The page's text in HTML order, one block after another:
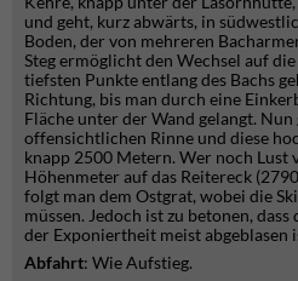
und geht, kurz abwärts, in
Boden, der von mehreren
Steg ermöglicht den Wechsel auf
tiefsten Punkte entlang des Bachs
Richtung, bis man durch eine
Fläche unter der Wand gelangt. Nun
offensichtlichen Rinne und diese
knapp 2500 Metern. Wer noch Lust
Höhenmeter auf das Reitereck
folgt man dem Ostgrat, wobei die
müssen. Jedoch ist zu betonen,
der Exponiertheit meist abgeblasen
Abfahrt: Wie Aufstieg.